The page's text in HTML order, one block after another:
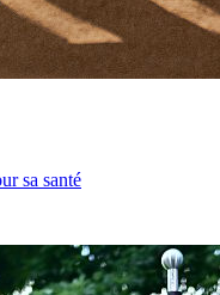
sa santé